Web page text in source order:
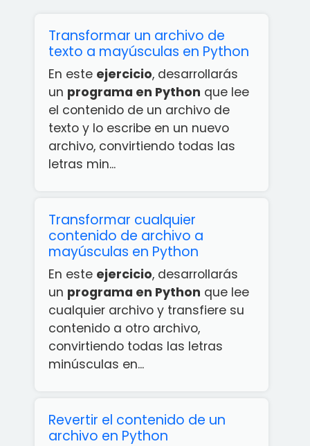
Transformar un archivo de
texto a mayúsculas en Python
En este ejercicio, desarrollarás
un programa en Python que lee
el contenido de un archivo de
texto y lo escribe en un nuevo
archivo, convirtiendo todas las
letras min...
Transformar cualquier
contenido de archivo a
mayúsculas en Python
En este ejercicio, desarrollarás
un programa en Python que lee
cualquier archivo y transfiere su
contenido a otro archivo,
convirtiendo todas las letras
minúsculas en...
Revertir el contenido de un
archivo en Python